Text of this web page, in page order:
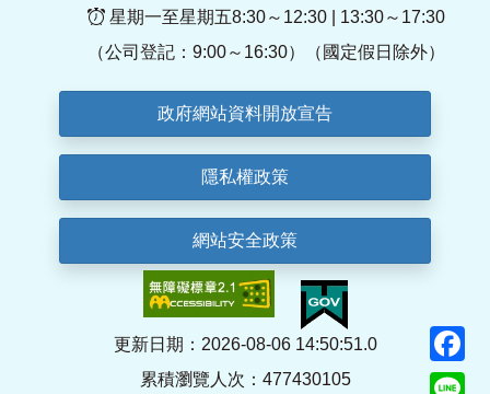
星期一至星期五8:30～12:30 | 13:30～17:30
（公司登記：9:00～16:30）（國定假日除外）
政府網站資料開放宣告
隱私權政策
網站安全政策
更新日期：2026-08-06 14:50:51.0
累積瀏覽人次：477430105